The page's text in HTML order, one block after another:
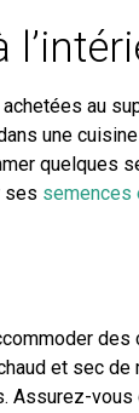
au
une
quelques
ses semences
et sec
Assurez-